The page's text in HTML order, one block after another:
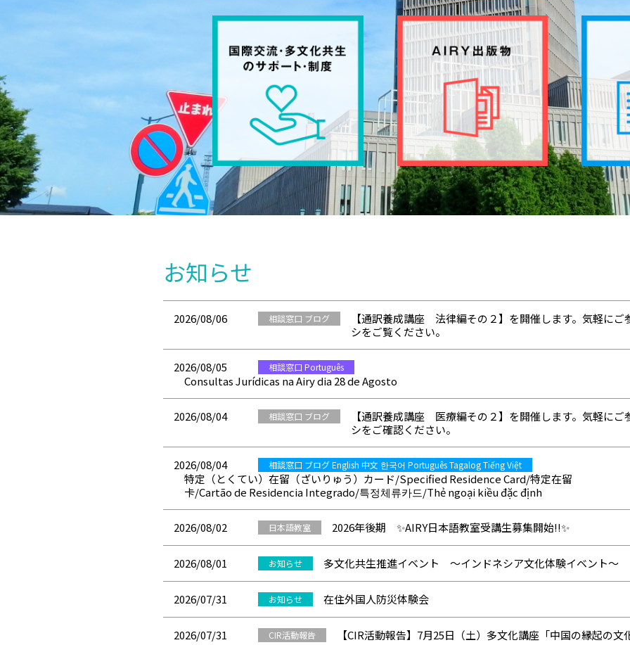
お知らせ
2026/08/06 相談窓口 ブログ
【通訳養成講座 法律編その２】を開催します。気軽にご
シをご覧ください。
2026/08/05 相談窓口 Português
Consultas Jurídicas na Airy dia 28 de Agosto
2026/08/04 相談窓口 ブログ
【通訳養成講座 医療編その２】を開催します。気軽にご
シをご確認ください。
2026/08/04 相談窓口 ブログ English 中文 한국어 Português Tagalog Tiếng Việt
特定（とくてい）在留（ざいりゅう）カード/Specified Residence Card/特定在留
卡/Cartão de Residencia Integrado/특정체류카드/Thẻ ngoại kiều đặc định
2026/08/02 日本語教室 2026年後期 ✨AIRY日本語教室受講生募集開始!!✨
2026/08/01 お知らせ 多文化共生推進イベント ～インドネシア文化体験イベント～
2026/07/31 お知らせ 在住外国人防災体験会
2026/07/31 CIR活動報告 【CIR活動報告】7月25日（土）多文化講座「中国の縁起の文